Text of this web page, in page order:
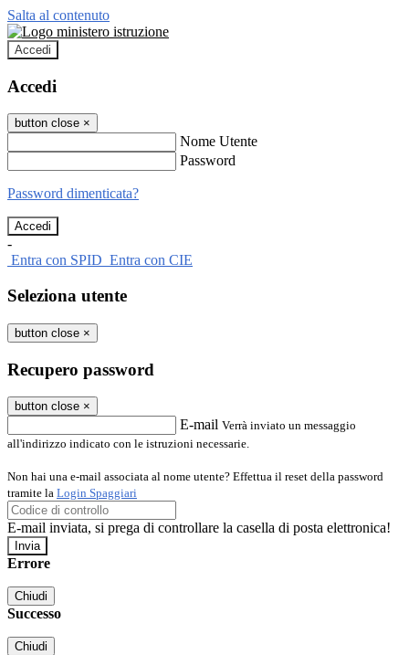
Salta al contenuto
Accedi
Accedi
button close ×
Nome Utente
Password
Password dimenticata?
-
Entra con SPID Entra con CIE
Seleziona utente
button close ×
Recupero password
button close ×
E-mail Verrà inviato un messaggio
all'indirizzo indicato con le istruzioni necessarie.
Non hai una e-mail associata al nome utente? Effettua il reset della password
tramite la Login Spaggiari
E-mail inviata, si prega di controllare la casella di posta elettronica!
Errore
Chiudi
Successo
Chiudi